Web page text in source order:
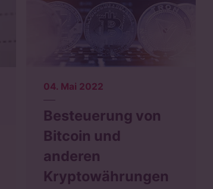
04. Mai 2022
Besteuerung von
Bitcoin und
anderen
Kryptowährungen